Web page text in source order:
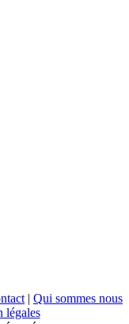
| Qui sommes nous
légales